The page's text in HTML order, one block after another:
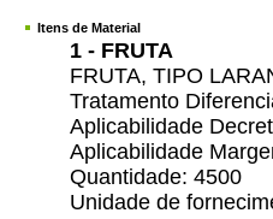
Itens de Material
1 - FRUTA
FRUTA, TIPO
Tratamento
Aplicabilidade
Aplicabilidade
Quantidade: 4500
Unidade de